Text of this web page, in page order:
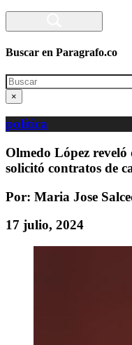
Buscar en Paragrafo.co
Search
×
política
Olmedo López
solicitó contratos de
Por: Maria Jose
17 julio, 2024